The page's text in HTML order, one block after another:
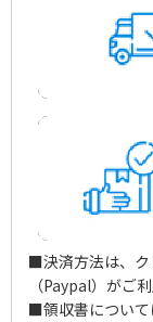
■決済方法は、ク
（Paypal）がご
■領収書について